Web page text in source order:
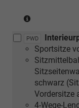
Holz
Nussbaum
braun
naturell)
Verbindung
mit
[5MC]
Holz
Linde
PWD
Sportsitze
schwarz
Vordersitze
4-Wege-